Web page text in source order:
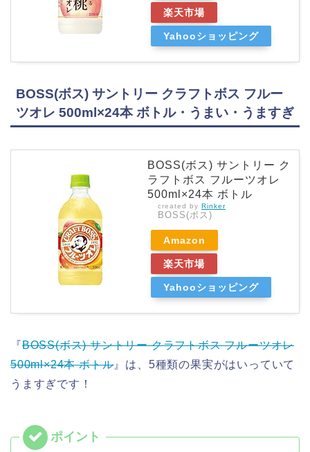
楽天市場
Yahooショッピング
BOSS(ボス) サントリー クラフトボス フルー
ツオレ 500ml×24本 ボトル・うまい・うますぎ
BOSS(ボス) サントリー ク
ラフトボス フルーツオレ
500ml×24本 ボトル
created by Rinker
BOSS(ボス)
Amazon
楽天市場
Yahooショッピング
『BOSS(ボス) サントリー クラフトボス フルーツオレ
500ml×24本 ボトル』は、5種類の果実がはいっていて
うますぎです！